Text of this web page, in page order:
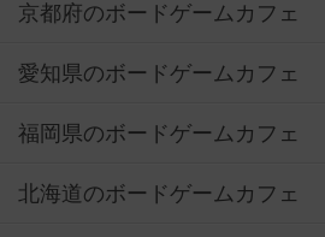
京都府のボードゲームカフェ
愛知県のボードゲームカフェ
福岡県のボードゲームカフェ
北海道のボードゲームカフェ